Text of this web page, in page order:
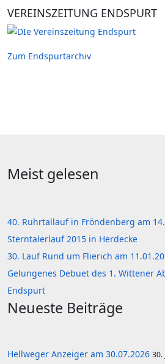
VEREINSZEITUNG ENDSPURT
Zum Endspurtarchiv
Meist gelesen
40. Ruhrtallauf in Fröndenberg am
Sterntalerlauf 2015 in Herdecke
30. Lauf Rund um Flierich am
Gelungenes Debuet des 1. Wittener
Endspurt
Neueste Beiträge
Hellweger Anzeiger am 30.07.2026 30.